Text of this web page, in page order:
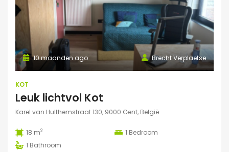
Brecht Verplaetse
10 maanden ago
KOT
Leuk lichtvol Kot
Karel van Hulthemstraat 130, 9000 Gent, België
18 m2 1 Bedroom
1 Bathroom